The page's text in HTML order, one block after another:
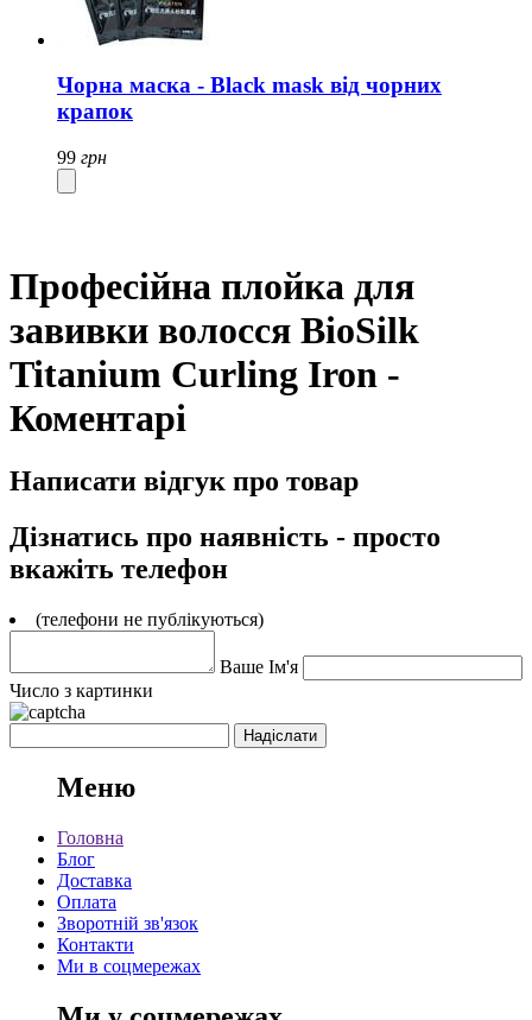
Чорна маска - Black mask від чорних
крапок
99 грн
Професійна плойка для
завивки волосся BioSilk
Titanium Curling Iron -
Коментарі
Написати відгук про товар
Дізнатись про наявність - просто
вкажіть телефон
(телефони не публікуються)
Ваше Ім'я
Число з картинки
Меню
Головна
Блог
Доставка
Оплата
Зворотній зв'язок
Контакти
Ми в соцмережах